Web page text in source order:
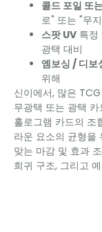
콜드 포일 또
로" 또는 "무
스팟 UV 특정
광택 대비
엠보싱 / 디보
위해
신이에서, 많은
무광택 또는 광택
홀로그램 카드의 조
라운 요소의 균형을
맞는 마감 및 효과
희귀 구조, 그리고